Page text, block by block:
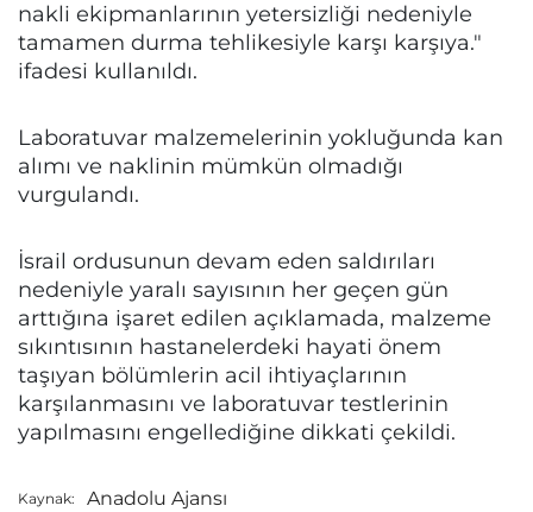
nakli ekipmanlarının yetersizliği nedeniyle
tamamen durma tehlikesiyle karşı karşıya."
ifadesi kullanıldı.
Laboratuvar malzemelerinin yokluğunda kan
alımı ve naklinin mümkün olmadığı
vurgulandı.
İsrail ordusunun devam eden saldırıları
nedeniyle yaralı sayısının her geçen gün
arttığına işaret edilen açıklamada, malzeme
sıkıntısının hastanelerdeki hayati önem
taşıyan bölümlerin acil ihtiyaçlarının
karşılanmasını ve laboratuvar testlerinin
yapılmasını engellediğine dikkati çekildi.
Kaynak: Anadolu Ajansı